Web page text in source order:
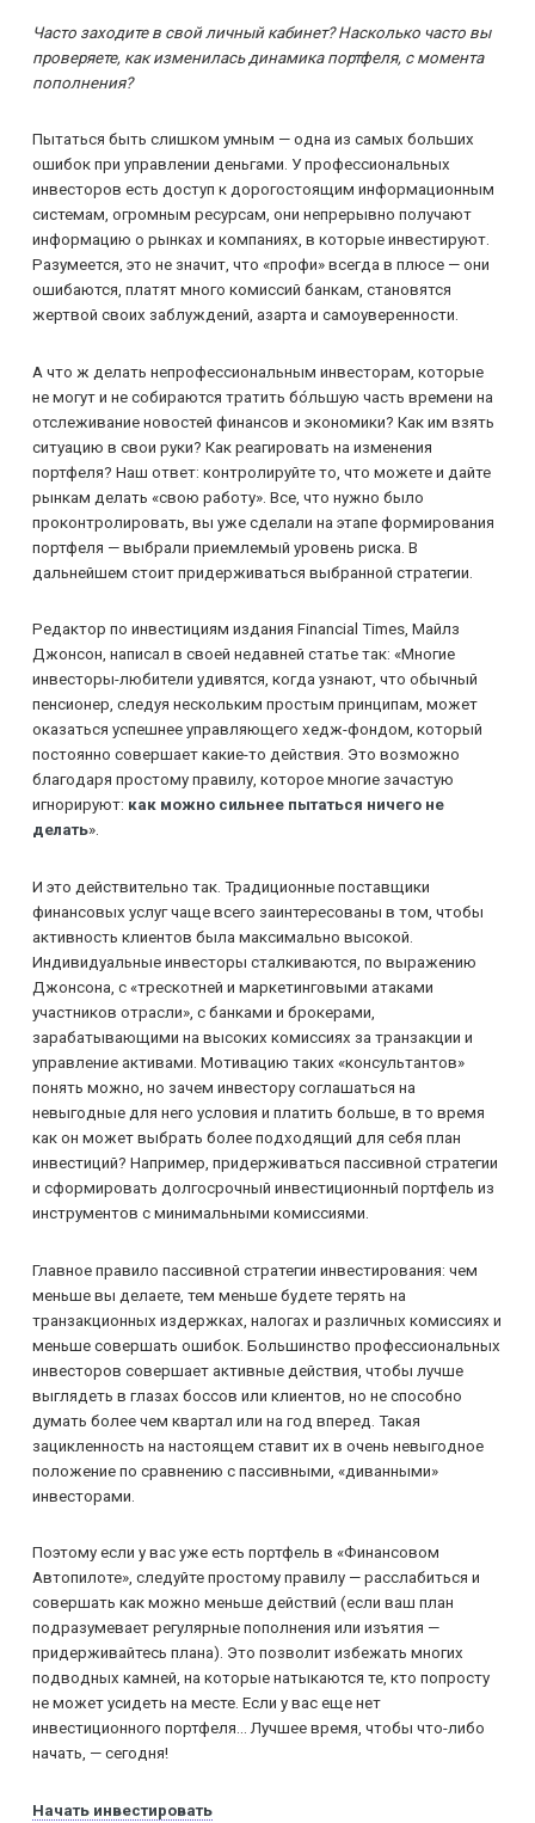
Часто заходите в свой личный кабинет? Насколько часто вы
проверяете, как изменилась динамика портфеля, с момента
пополнения?
Пытаться быть слишком умным — одна из самых больших
ошибок при управлении деньгами. У профессиональных
инвесторов есть доступ к дорогостоящим информационным
системам, огромным ресурсам, они непрерывно получают
информацию о рынках и компаниях, в которые инвестируют.
Разумеется, это не значит, что «профи» всегда в плюсе — они
ошибаются, платят много комиссий банкам, становятся
жертвой своих заблуждений, азарта и самоуверенности.
А что ж делать непрофессиональным инвесторам, которые
не могут и не собираются тратить бо́льшую часть времени на
отслеживание новостей финансов и экономики? Как им взять
ситуацию в свои руки? Как реагировать на изменения
портфеля? Наш ответ: контролируйте то, что можете и дайте
рынкам делать «свою работу». Все, что нужно было
проконтролировать, вы уже сделали на этапе формирования
портфеля — выбрали приемлемый уровень риска. В
дальнейшем стоит придерживаться выбранной стратегии.
Редактор по инвестициям издания Financial Times, Майлз
Джонсон, написал в своей недавней статье так: «Многие
инвесторы-любители удивятся, когда узнают, что обычный
пенсионер, следуя нескольким простым принципам, может
оказаться успешнее управляющего хедж-фондом, который
постоянно совершает какие-то действия. Это возможно
благодаря простому правилу, которое многие зачастую
игнорируют: как можно сильнее пытаться ничего не
делать».
И это действительно так. Традиционные поставщики
финансовых услуг чаще всего заинтересованы в том, чтобы
активность клиентов была максимально высокой.
Индивидуальные инвесторы сталкиваются, по выражению
Джонсона, с «трескотней и маркетинговыми атаками
участников отрасли», с банками и брокерами,
зарабатывающими на высоких комиссиях за транзакции и
управление активами. Мотивацию таких «консультантов»
понять можно, но зачем инвестору соглашаться на
невыгодные для него условия и платить больше, в то время
как он может выбрать более подходящий для себя план
инвестиций? Например, придерживаться пассивной стратегии
и сформировать долгосрочный инвестиционный портфель из
инструментов с минимальными комиссиями.
Главное правило пассивной стратегии инвестирования: чем
меньше вы делаете, тем меньше будете терять на
транзакционных издержках, налогах и различных комиссиях и
меньше совершать ошибок. Большинство профессиональных
инвесторов совершает активные действия, чтобы лучше
выглядеть в глазах боссов или клиентов, но не способно
думать более чем квартал или на год вперед. Такая
зацикленность на настоящем ставит их в очень невыгодное
положение по сравнению с пассивными, «диванными»
инвесторами.
Поэтому если у вас уже есть портфель в «Финансовом
Автопилоте», следуйте простому правилу — расслабиться и
совершать как можно меньше действий (если ваш план
подразумевает регулярные пополнения или изъятия —
придерживайтесь плана). Это позволит избежать многих
подводных камней, на которые натыкаются те, кто попросту
не может усидеть на месте. Если у вас еще нет
инвестиционного портфеля... Лучшее время, чтобы что-либо
начать, — сегодня!
Начать инвестировать